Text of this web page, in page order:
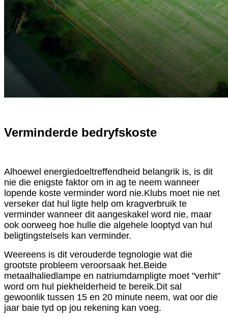
Verminderde bedryfskoste
Alhoewel energiedoeltreffendheid belangrik is, is dit
nie die enigste faktor om in ag te neem wanneer
lopende koste verminder word nie.Klubs moet nie net
verseker dat hul ligte help om kragverbruik te
verminder wanneer dit aangeskakel word nie, maar
ook oorweeg hoe hulle die algehele looptyd van hul
beligtingstelsels kan verminder.
Weereens is dit verouderde tegnologie wat die
grootste probleem veroorsaak het.Beide
metaalhaliedlampe en natriumdampligte moet "verhit"
word om hul piekhelderheid te bereik.Dit sal
gewoonlik tussen 15 en 20 minute neem, wat oor die
jaar baie tyd op jou rekening kan voeg.